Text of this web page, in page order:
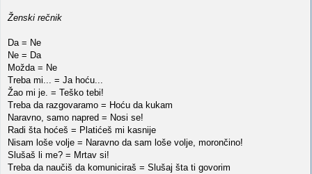
Ženski rečnik
Da = Ne
Ne = Da
Možda = Ne
Treba mi... = Ja hoću...
Žao mi je. = Teško tebi!
Treba da razgovaramo = Hoću da kukam
Naravno, samo napred = Nosi se!
Radi šta hoćeš = Platićeš mi kasnije
Nisam loše volje = Naravno da sam loše volje, morončino!
Slušaš li me? = Mrtav si!
Treba da naučiš da komuniciraš = Slušaj šta ti govorim